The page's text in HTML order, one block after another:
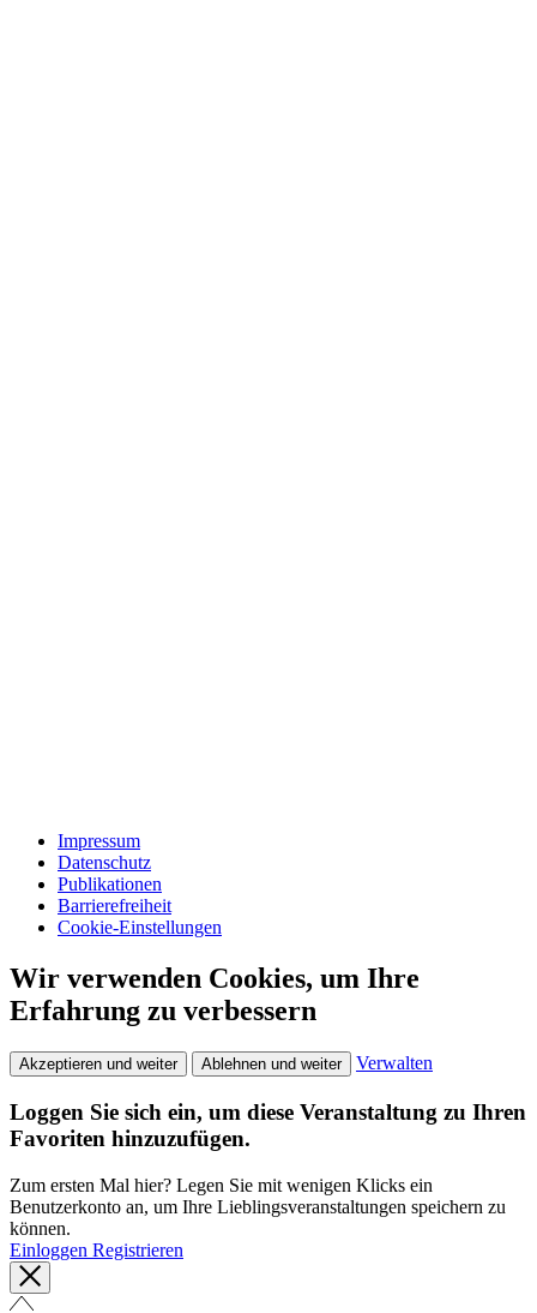
Impressum
Datenschutz
Publikationen
Barrierefreiheit
Cookie-Einstellungen
Wir verwenden Cookies, um Ihre
Erfahrung zu verbessern
Akzeptieren und weiter Ablehnen und weiter Verwalten
Loggen Sie sich ein, um diese Veranstaltung zu Ihren
Favoriten hinzuzufügen.
Zum ersten Mal hier? Legen Sie mit wenigen Klicks ein
Benutzerkonto an, um Ihre Lieblingsveranstaltungen speichern zu
können.
Einloggen Registrieren